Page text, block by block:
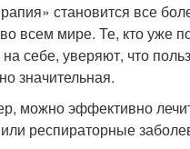
становится все
всем мире. Те, кто уже
себе, уверяют, что
значительная.
можно эффективно
респираторные